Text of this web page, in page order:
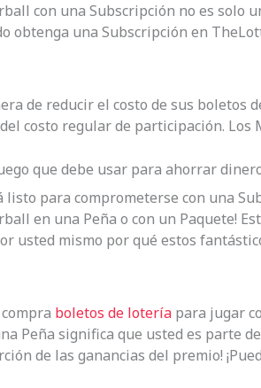
con una Subscripción no es solo
obtenga una Subscripción en
de reducir el costo de sus boletos
costo regular de participación.
que debe usar para ahorrar
listo para comprometerse con una
en una Peña o con un Paquete!
usted mismo por qué estos
boletos de lotería para jugar
Peña significa que usted es parte
de las ganancias del premio!